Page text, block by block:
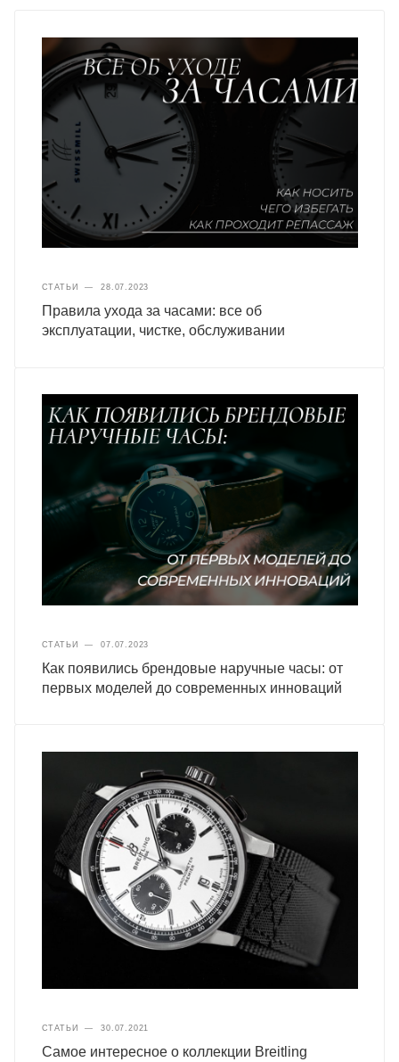
СТАТЬИ — 28.07.2023
Правила ухода за часами: все об
эксплуатации, чистке, обслуживании
СТАТЬИ — 07.07.2023
Как появились брендовые наручные часы: от
первых моделей до современных инноваций
СТАТЬИ — 30.07.2021
Самое интересное о коллекции Breitling